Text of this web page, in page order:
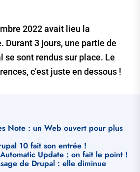
2022 avait lieu la
Durant 3 jours, une partie de
se sont rendus sur place. Le
c’est juste en dessous !
Note : un Web ouvert pour plus
10 fait son entrée !
Update : on fait le point !
de Drupal : elle diminue